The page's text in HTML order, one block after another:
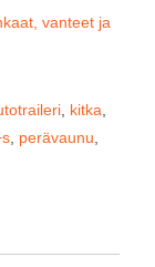
vanteet ja
kitka
perävaunu